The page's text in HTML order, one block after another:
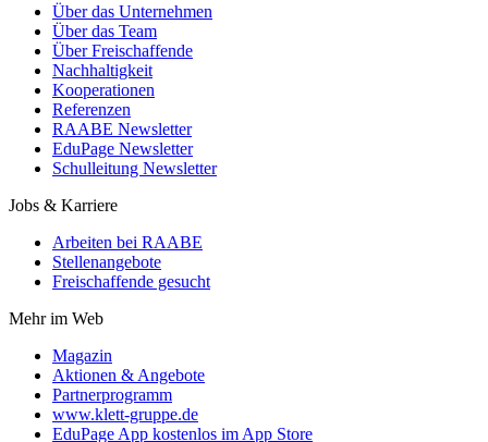
Über das Unternehmen
Über das Team
Über Freischaffende
Nachhaltigkeit
Kooperationen
Referenzen
RAABE Newsletter
EduPage Newsletter
Schulleitung Newsletter
Jobs & Karriere
Arbeiten bei RAABE
Stellenangebote
Freischaffende gesucht
Mehr im Web
Magazin
Aktionen & Angebote
Partnerprogramm
www.klett-gruppe.de
EduPage App kostenlos im App Store